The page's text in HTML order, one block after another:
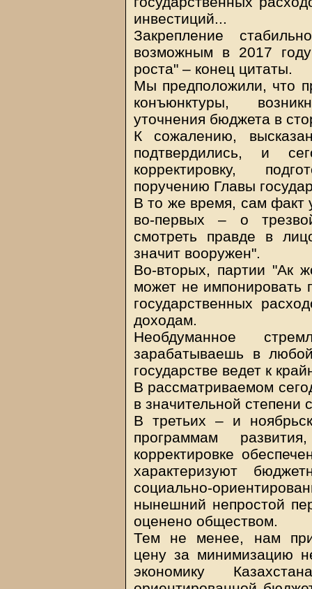
инвестиций...
Закрепление
возможным в 2017 году
роста" – конец цитаты.
Мы предположили, что
конъюнктуры,
уточнения бюджета в
К сожалению,
подтвердились, и
корректировку,
поручению Главы
В то же время, сам факт
во-первых – о
смотреть правде в
значит вооружен".
Во-вторых, партии "Ак
может не импонировать
государственных
доходам.
Необдуманное
зарабатываешь в
государстве ведет к
В рассматриваемом
в значительной степени
В третьих – и
программам
корректировке
характеризуют
социально-
нынешний непростой
оценено обществом.
Тем не менее, нам
цену за минимизацию
экономику